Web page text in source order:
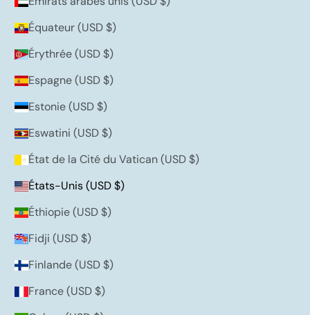
Équateur (USD $)
Érythrée (USD $)
Espagne (USD $)
Estonie (USD $)
Eswatini (USD $)
État de la Cité du Vatican (USD $)
États-Unis (USD $)
Éthiopie (USD $)
Fidji (USD $)
Finlande (USD $)
France (USD $)